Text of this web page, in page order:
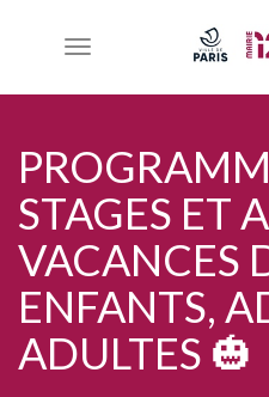
Toggle
STAGES ET
VACANCES
ENFANTS,
ADULTES 🎃